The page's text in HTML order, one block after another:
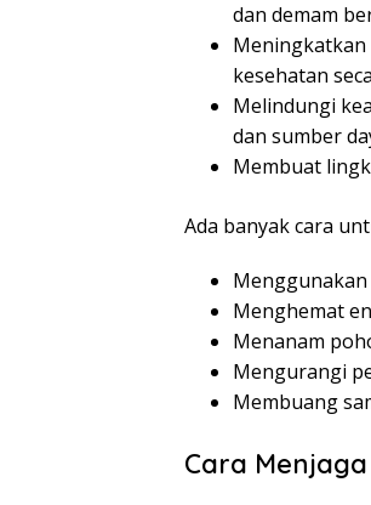
dan demam
Meningkatkan
kesehatan
Melindungi
dan sumber
Membuat
Ada banyak cara
Menghemat
Menanam
Mengurangi
Membuang
Cara